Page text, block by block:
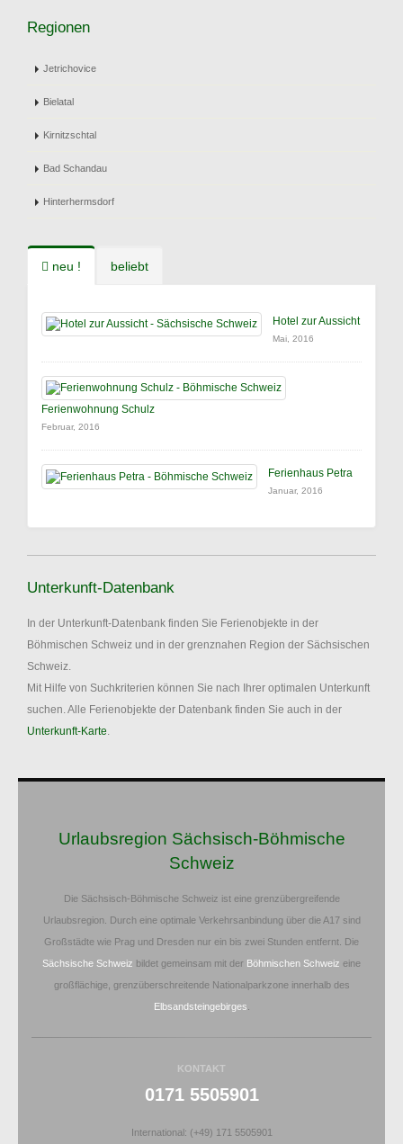
Regionen
Jetrichovice
Bielatal
Kirnitzschtal
Bad Schandau
Hinterhermsdorf
neu ! beliebt
Hotel zur Aussicht
Mai, 2016
Ferienwohnung Schulz
Februar, 2016
Ferienhaus Petra
Januar, 2016
Unterkunft-Datenbank
In der Unterkunft-Datenbank finden Sie Ferienobjekte in der
Böhmischen Schweiz und in der grenznahen Region der Sächsischen
Schweiz.
Mit Hilfe von Suchkriterien können Sie nach Ihrer optimalen Unterkunft
suchen. Alle Ferienobjekte der Datenbank finden Sie auch in der
Unterkunft-Karte.
Urlaubsregion Sächsisch-Böhmische
Schweiz
Die Sächsisch-Böhmische Schweiz ist eine grenzübergreifende
Urlaubsregion. Durch eine optimale Verkehrsanbindung über die A17 sind
Großstädte wie Prag und Dresden nur ein bis zwei Stunden entfernt. Die
Sächsische Schweiz bildet gemeinsam mit der Böhmischen Schweiz eine
großflächige, grenzüberschreitende Nationalparkzone innerhalb des
Elbsandsteingebirges
KONTAKT
0171 5505901
International: (+49) 171 5505901